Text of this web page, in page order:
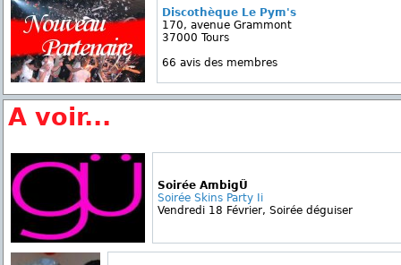
Discothèque Le Pym's
170, avenue Grammont
37000 Tours
66 avis des membres
A voir...
Soirée AmbigÜ
Soirée Skins Party Ii
Vendredi 18 Février, Soirée déguiser